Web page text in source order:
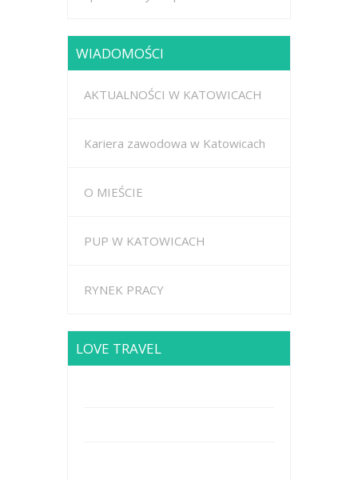
WIADOMOŚCI
AKTUALNOŚCI W KATOWICACH
Kariera zawodowa w Katowicach
O MIEŚCIE
PUP W KATOWICACH
RYNEK PRACY
LOVE TRAVEL